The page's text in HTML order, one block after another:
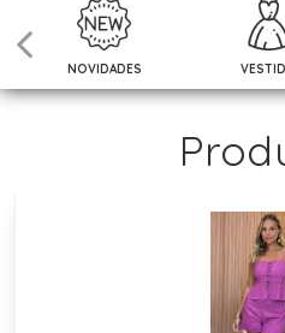
NOVIDADES